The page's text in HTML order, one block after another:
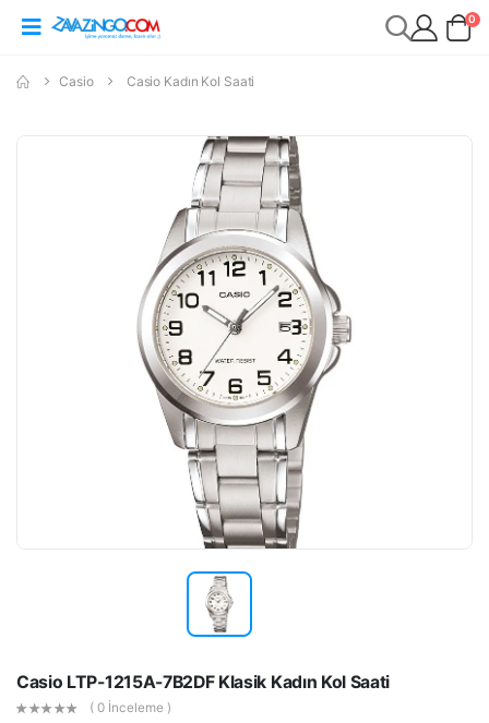
0
Casio Casio Kadın Kol Saati
Casio LTP-1215A-7B2DF Klasik Kadın Kol Saati
( 0 İnceleme )